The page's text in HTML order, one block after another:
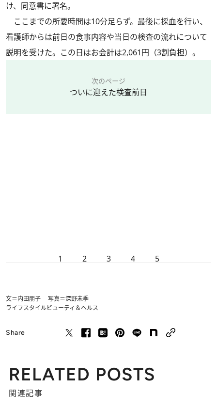
け、同意書に署名。
ここまでの所要時間は10分足らず。最後に採血を行い、
看護師からは前日の食事内容や当日の検査の流れについて
説明を受けた。この日はお会計は2,061円（3割負担）。
次のページ
ついに迎えた検査前日
1 2 3 4 5
文＝内田朋子 写真＝深野未季
ライフスタイルビューティ＆ヘルス
Share
RELATED POSTS
関連記事